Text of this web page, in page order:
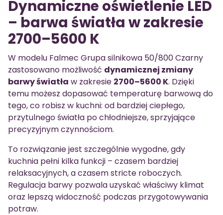
Dynamiczne oświetlenie LED
– barwa światła w zakresie
2700–5600 K
W modelu Falmec Grupa silnikowa 50/800 Czarny
zastosowano możliwość dynamicznej zmiany
barwy światła w zakresie 2700–5600 K. Dzięki
temu możesz dopasować temperaturę barwową do
tego, co robisz w kuchni: od bardziej ciepłego,
przytulnego światła po chłodniejsze, sprzyjające
precyzyjnym czynnościom.
To rozwiązanie jest szczególnie wygodne, gdy
kuchnia pełni kilka funkcji – czasem bardziej
relaksacyjnych, a czasem stricte roboczych.
Regulacja barwy pozwala uzyskać właściwy klimat
oraz lepszą widoczność podczas przygotowywania
potraw.